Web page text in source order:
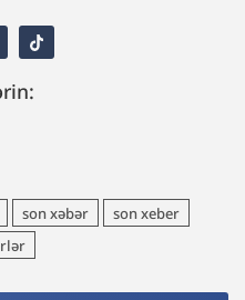
son xəbər
son xeber